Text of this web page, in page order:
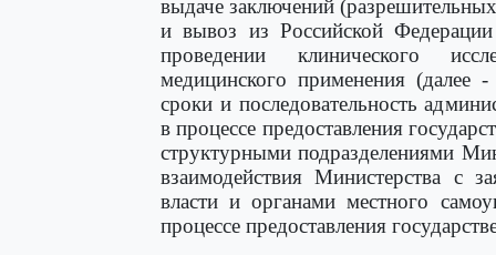
выдаче заключений
и вывоз из Российской
проведении клинического
медицинского применения (далее -
сроки и последовательность
в процессе предоставления
структурными подразделениями
взаимодействия Министерства с
власти и органами местного
процессе предоставления